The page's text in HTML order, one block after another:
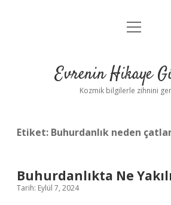
Anasayfa
Yasal Uyarı
menüyü
Evrenin Hikaye
Kozmik bilgilerle zihnini
Etiket: Buhurdanlık neden
Buhurdanlıkta Ne
Tarih: Eylül 7, 2024